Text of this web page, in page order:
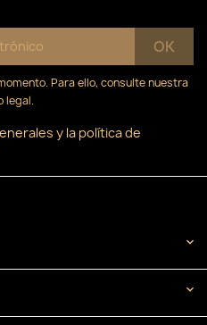
Para ello, consulte nuestra
legal.
y la política de

